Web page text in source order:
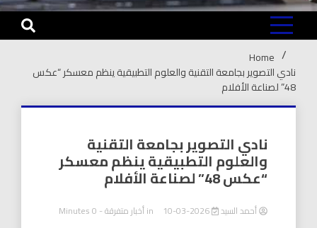
Home
نادي التصوير بجامعة التقنية والعلوم التطبيقية ينظم معسكر “عكس
48” لصناعة الأفلام
نادي التصوير بجامعة التقنية
والعلوم التطبيقية ينظم معسكر
“عكس 48” لصناعة الأفلام
أحمد السيد 2026-03-10
inأخبار متفرقة- 0 Minutes